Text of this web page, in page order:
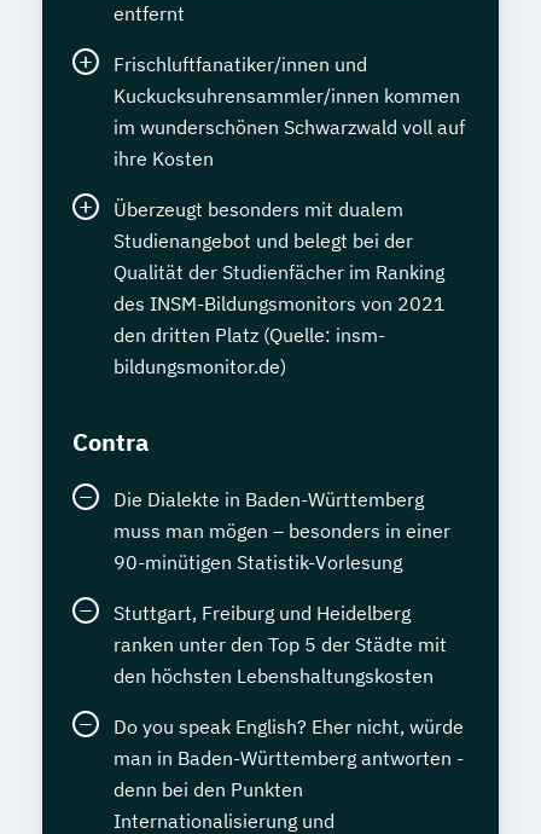
entfernt
Frischluftfanatiker/innen und
Kuckucksuhrensammler/innen kommen
im wunderschönen Schwarzwald voll auf
ihre Kosten
Überzeugt besonders mit dualem
Studienangebot und belegt bei der
Qualität der Studienfächer im Ranking
des INSM-Bildungsmonitors von 2021
den dritten Platz (Quelle: insm-
bildungsmonitor.de)
Contra
Die Dialekte in Baden-Württemberg
muss man mögen – besonders in einer
90-minütigen Statistik-Vorlesung
Stuttgart, Freiburg und Heidelberg
ranken unter den Top 5 der Städte mit
den höchsten Lebenshaltungskosten
Do you speak English? Eher nicht, würde
man in Baden-Württemberg antworten -
denn bei den Punkten
Internationalisierung und